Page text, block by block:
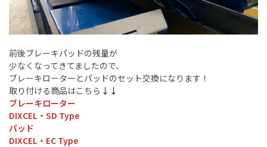
前後ブレーキパッドの残量が
少なくなってきてましたので、
ブレーキローターとパッドのセット交換になります！
取り付ける商品はこちら ↓↓
ブレーキローター
DIXCEL・SD Type
パッド
DIXCEL・EC Type